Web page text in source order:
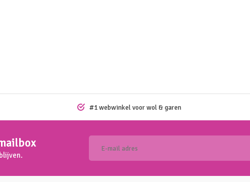
#1 webwinkel voor wol & garen